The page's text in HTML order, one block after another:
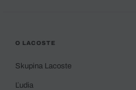
O LACOSTE
Skupina Lacoste
Ľudia